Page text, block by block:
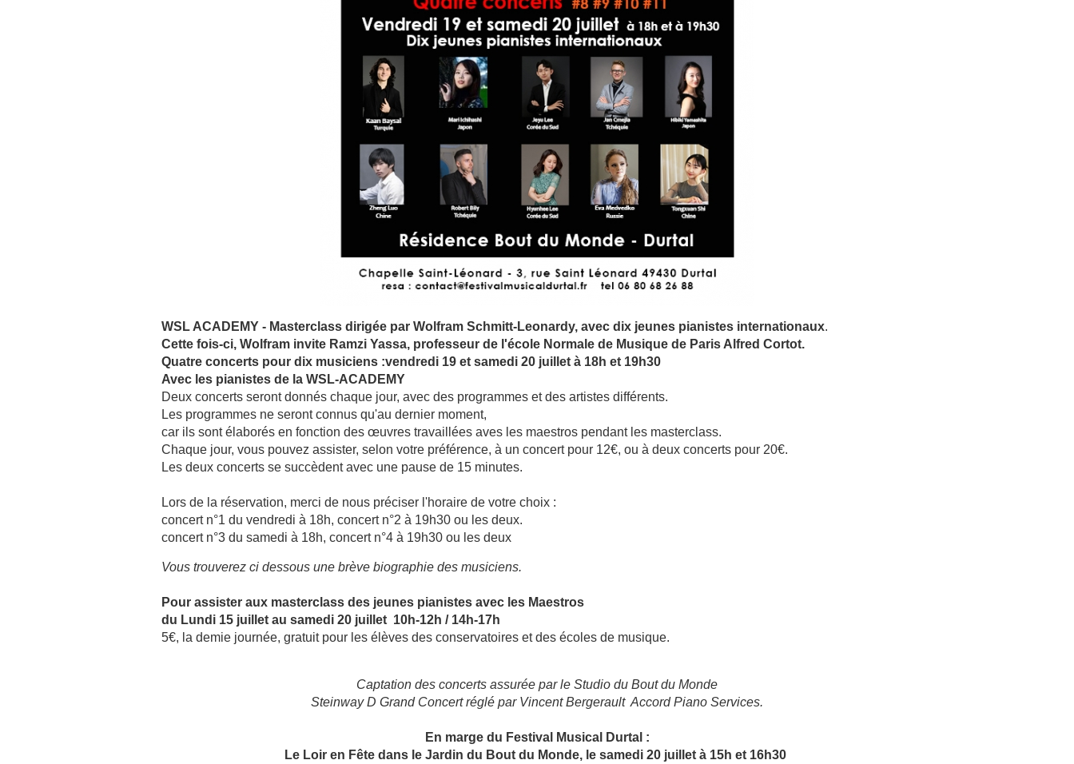
WSL ACADEMY - Masterclass dirigée par Wolfram Schmitt-Leonardy, avec dix jeunes pianistes internationaux.
Cette fois-ci, Wolfram invite Ramzi Yassa, professeur de l'école Normale de Musique de Paris Alfred Cortot.
Quatre concerts pour dix musiciens :vendredi 19 et samedi 20 juillet à 18h et 19h30
Avec les pianistes de la WSL-ACADEMY
Deux concerts seront donnés chaque jour, avec des programmes et des artistes différents.
Les programmes ne seront connus qu'au dernier moment,
car ils sont élaborés en fonction des œuvres travaillées aves les maestros pendant les masterclass.
Chaque jour, vous pouvez assister, selon votre préférence, à un concert pour 12€, ou à deux concerts pour 20€.
Les deux concerts se succèdent avec une pause de 15 minutes.
Lors de la réservation, merci de nous préciser l'horaire de votre choix :
concert n°1 du vendredi à 18h, concert n°2 à 19h30 ou les deux.
concert n°3 du samedi à 18h, concert n°4 à 19h30 ou les deux
Vous trouverez ci dessous une brève biographie des musiciens.
Pour assister aux masterclass des jeunes pianistes avec les Maestros
du Lundi 15 juillet au samedi 20 juillet 10h-12h / 14h-17h
5€, la demie journée, gratuit pour les élèves des conservatoires et des écoles de musique.
Captation des concerts assurée par le Studio du Bout du Monde
Steinway D Grand Concert réglé par Vincent Bergerault Accord Piano Services.
En marge du Festival Musical Durtal :
Le Loir en Fête dans le Jardin du Bout du Monde, le samedi 20 juillet à 15h et 16h30